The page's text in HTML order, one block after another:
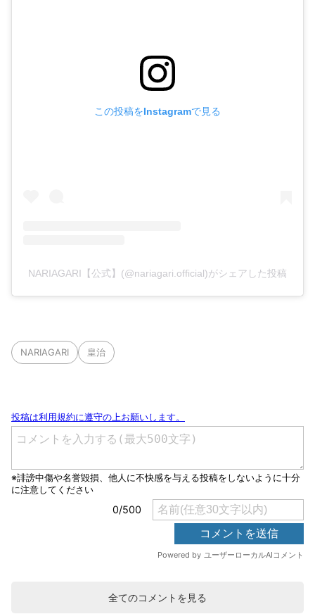
この投稿をInstagramで見る
NARIAGARI【公式】(@nariagari.official)がシェアした投稿
NARIAGARI 皇治
全てのコメントを見る